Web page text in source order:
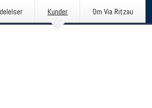
Kunder Om Via Ritzau